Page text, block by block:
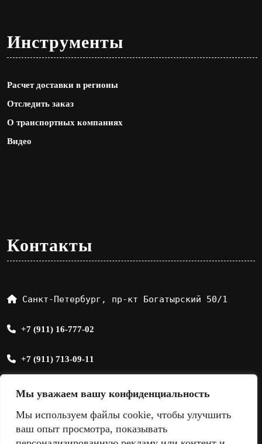
Мы уважаем вашу конфиденциальность
Мы используем файлы cookie, чтобы улучшить
ваш опыт просмотра, показывать
Инструменты
Расчет доставки в регионы
Отследить заказ
О транспортных компаниях
Видео
Контакты
Санкт-Петербург, пр-кт Богатырский 50/1
+7 (911) 16-777-02
+7 (911) 713-09-11
sale@sandmix.ru